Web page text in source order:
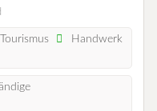
Handwerk